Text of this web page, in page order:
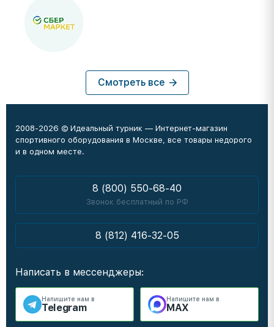
Смотреть все
2008-2026 © Идеальный турник — Интернет-магазин
спортивного оборудования в Москве, все товары недорого
и в одном месте.
8 (800) 550-68-40
Звонок бесплатный по РФ
8 (812) 416-32-05
Написать в мессенджеры:
Напишите нам в
Telegram
Напишите нам в
MAX